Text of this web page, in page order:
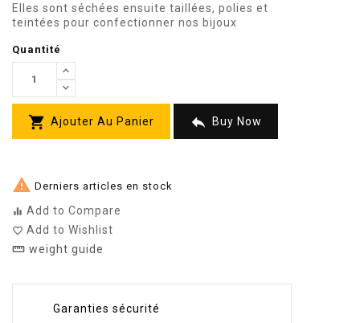
Elles sont séchées ensuite taillées, polies et
teintées pour confectionner nos bijoux
Quantité
 Ajouter Au Panier  Buy Now
 Derniers articles en stock
equalizer Add to Compare
favorite_border Add to Wishlist
straighten weight guide
Garanties sécurité